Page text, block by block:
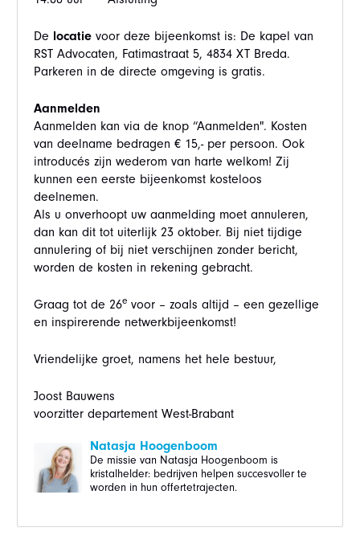
De locatie voor deze bijeenkomst is: De kapel van
RST Advocaten, Fatimastraat 5, 4834 XT Breda.
Parkeren in de directe omgeving is gratis.
Aanmelden
Aanmelden kan via de knop “Aanmelden". Kosten
van deelname bedragen € 15,- per persoon. Ook
introducés zijn wederom van harte welkom! Zij
kunnen een eerste bijeenkomst kosteloos
deelnemen.
Als u onverhoopt uw aanmelding moet annuleren,
dan kan dit tot uiterlijk 23 oktober. Bij niet tijdige
annulering of bij niet verschijnen zonder bericht,
worden de kosten in rekening gebracht.
Graag tot de 26e voor – zoals altijd – een gezellige
en inspirerende netwerkbijeenkomst!
Vriendelijke groet, namens het hele bestuur,
Joost Bauwens
voorzitter departement West-Brabant
Natasja Hoogenboom
De missie van Natasja Hoogenboom is
kristalhelder: bedrijven helpen succesvoller te
worden in hun offertetrajecten.